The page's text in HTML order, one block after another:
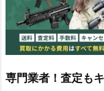
専門業者！査定も